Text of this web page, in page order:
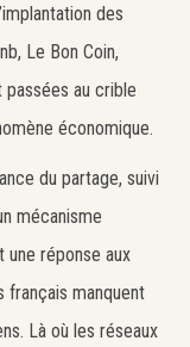
des
Le Bon Coin,
passées au crible
économique.
du partage, suivi
mécanisme
une réponse aux
français manquent
Là où les réseaux